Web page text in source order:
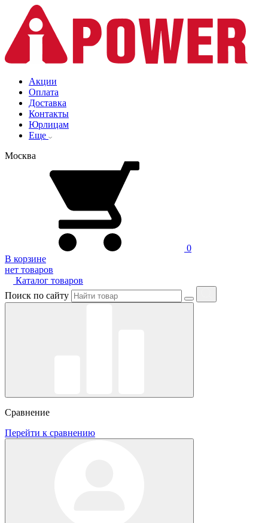
Акции
Оплата
Доставка
Контакты
Юрлицам
Еще
Москва
0
В корзине
нет товаров
Каталог товаров
Поиск по сайту
Сравнение
Перейти к сравнению